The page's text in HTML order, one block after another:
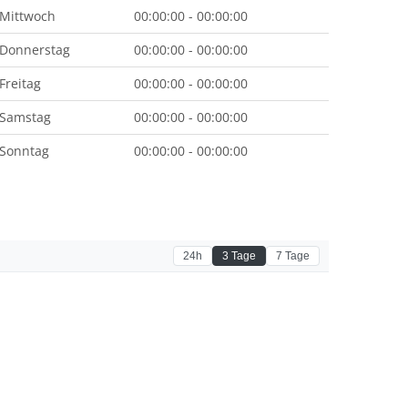
Mittwoch
00:00:00 - 00:00:00
Donnerstag
00:00:00 - 00:00:00
Freitag
00:00:00 - 00:00:00
Samstag
00:00:00 - 00:00:00
Sonntag
00:00:00 - 00:00:00